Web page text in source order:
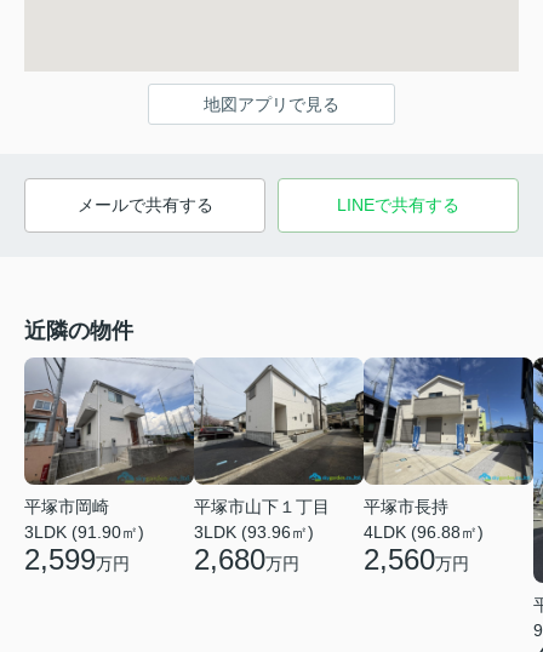
地図アプリで見る
メールで共有する LINEで共有する
近隣の物件
平塚市岡崎
3LDK (91.90㎡)
2,599万円
平塚市山下１丁目
3LDK (93.96㎡)
2,680万円
平塚市長持
4LDK (96.88㎡)
2,560万円